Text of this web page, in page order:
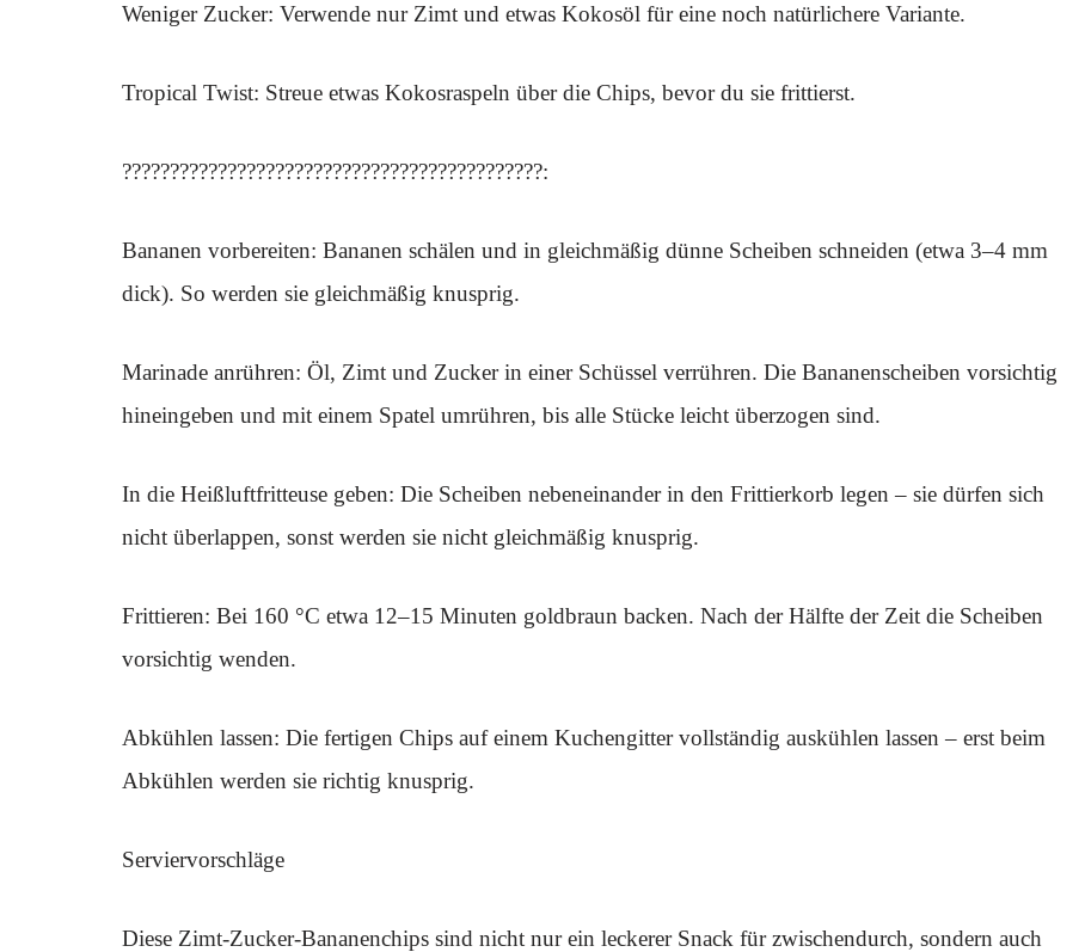
Weniger Zucker: Verwende nur Zimt und etwas Kokosöl für eine noch natürlichere Variante.
Tropical Twist: Streue etwas Kokosraspeln über die Chips, bevor du sie frittierst.
????????????????????????????????????????????:
Bananen vorbereiten: Bananen schälen und in gleichmäßig dünne Scheiben schneiden (etwa 3–4 mm
dick). So werden sie gleichmäßig knusprig.
Marinade anrühren: Öl, Zimt und Zucker in einer Schüssel verrühren. Die Bananenscheiben vorsichtig
hineingeben und mit einem Spatel umrühren, bis alle Stücke leicht überzogen sind.
In die Heißluftfritteuse geben: Die Scheiben nebeneinander in den Frittierkorb legen – sie dürfen sich
nicht überlappen, sonst werden sie nicht gleichmäßig knusprig.
Frittieren: Bei 160 °C etwa 12–15 Minuten goldbraun backen. Nach der Hälfte der Zeit die Scheiben
vorsichtig wenden.
Abkühlen lassen: Die fertigen Chips auf einem Kuchengitter vollständig auskühlen lassen – erst beim
Abkühlen werden sie richtig knusprig.
Serviervorschläge
Diese Zimt-Zucker-Bananenchips sind nicht nur ein leckerer Snack für zwischendurch, sondern auch